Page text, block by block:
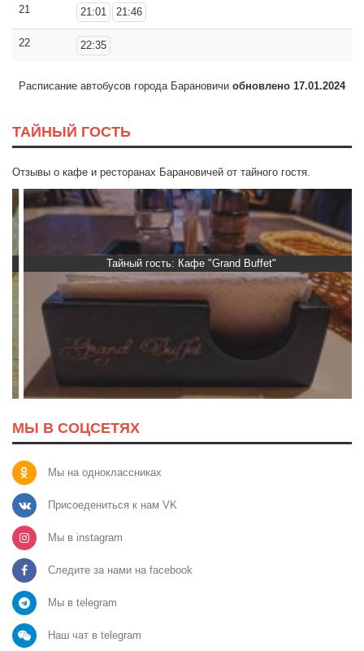
21 21:01 21:46
22 22:35
Расписание автобусов города Барановичи обновлено 17.01.2024
ТАЙНЫЙ ГОСТЬ
Отзывы о кафе и ресторанах Барановичей от тайного гостя.
Тайный гость: Кафе "Grand Buffet"
МЫ В СОЦСЕТЯХ
Мы на одноклассниках
Присоедениться к нам VK
Мы в instagram
Следите за нами на facebook
Мы в telegram
Наш чат в telegram